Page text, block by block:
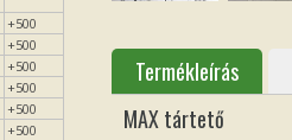
Termékleírás
MAX tártető
+500
+500
+500
+500
+500
+500